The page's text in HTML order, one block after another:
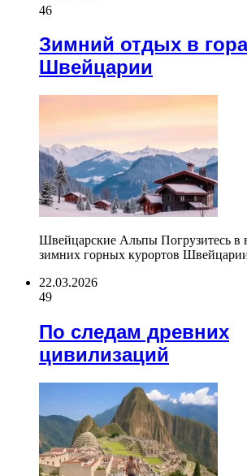
46
Зимний отдых в
Швейцарии
Швейцарские Альпы Погрузитесь
зимних горных курортов
22.03.2026
49
По следам древних
цивилизаций